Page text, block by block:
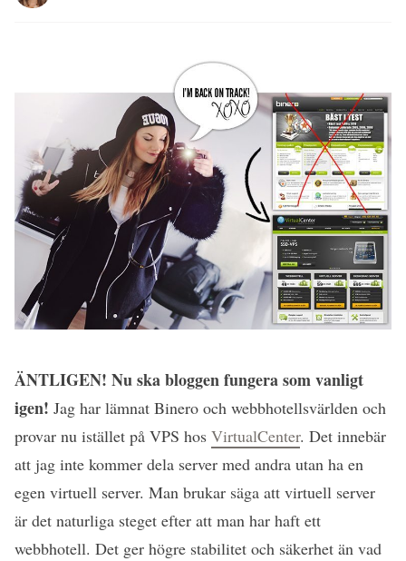
ÄNTLIGEN! Nu ska bloggen fungera som vanligt
igen! Jag har lämnat Binero och webbhotellsvärlden och
provar nu istället på VPS hos VirtualCenter. Det innebär
att jag inte kommer dela server med andra utan ha en
egen virtuell server. Man brukar säga att virtuell server
är det naturliga steget efter att man har haft ett
webbhotell. Det ger högre stabilitet och säkerhet än vad